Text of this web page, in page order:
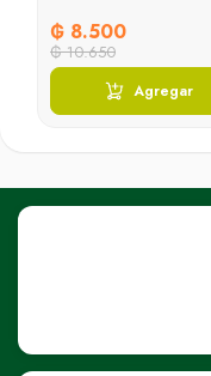
₲ 8.500
₲ 10.650
Agregar